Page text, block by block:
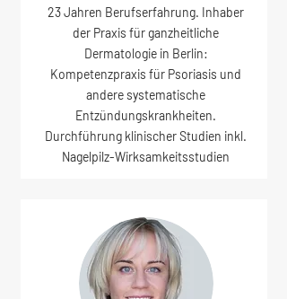
23 Jahren Berufserfahrung. Inhaber
der Praxis für ganzheitliche
Dermatologie in Berlin:
Kompetenzpraxis für Psoriasis und
andere systematische
Entzündungskrankheiten.
Durchführung klinischer Studien inkl.
Nagelpilz-Wirksamkeitsstudien